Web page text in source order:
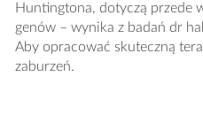
Huntingtona, dotyczą przede
genów – wynika z badań dr
Aby opracować skuteczną
zaburzeń.